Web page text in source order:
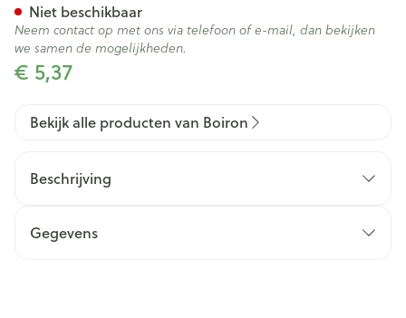
€ 5,37
Niet beschikbaar
Neem contact op met ons via telefoon of e-mail, dan bekijken
we samen de mogelijkheden.
Bekijk alle producten van Boiron
Beschrijving
Gegevens